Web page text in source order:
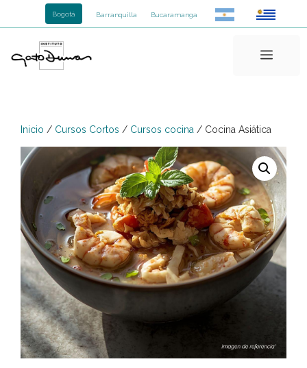
Bogotá Barranquilla Bucaramanga
Menú
Inicio / Cursos Cortos / Cursos cocina / Cocina Asiática